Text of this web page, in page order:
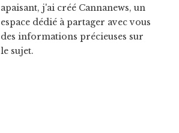
apaisant, j'ai créé Cannanews, un
espace dédié à partager avec vous
des informations précieuses sur
le sujet.